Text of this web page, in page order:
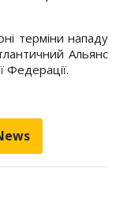
терміни нападу
Альянс
Федерації.